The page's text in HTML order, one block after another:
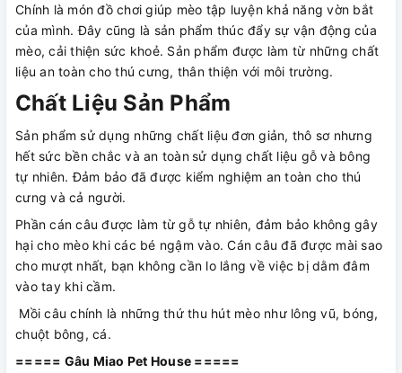
Chính là món đồ chơi giúp mèo tập luyện khả năng vờn bắt
của mình. Đây cũng là sản phẩm thúc đẩy sự vận động của
mèo, cải thiện sức khoẻ. Sản phẩm được làm từ những chất
liệu an toàn cho thú cưng, thân thiện với môi trường.
Chất Liệu Sản Phẩm
Sản phẩm sử dụng những chất liệu đơn giản, thô sơ nhưng
hết sức bền chắc và an toàn sử dụng chất liệu gỗ và bông
tự nhiên. Đảm bảo đã được kiểm nghiệm an toàn cho thú
cưng và cả người.
Phần cán câu được làm từ gỗ tự nhiên, đảm bảo không gây
hại cho mèo khi các bé ngậm vào. Cán câu đã được mài sao
cho mượt nhất, bạn không cần lo lắng về việc bị dằm đâm
vào tay khi cầm.
Mồi câu chính là những thứ thu hút mèo như lông vũ, bóng,
chuột bông, cá.
===== Gâu Miao Pet House =====